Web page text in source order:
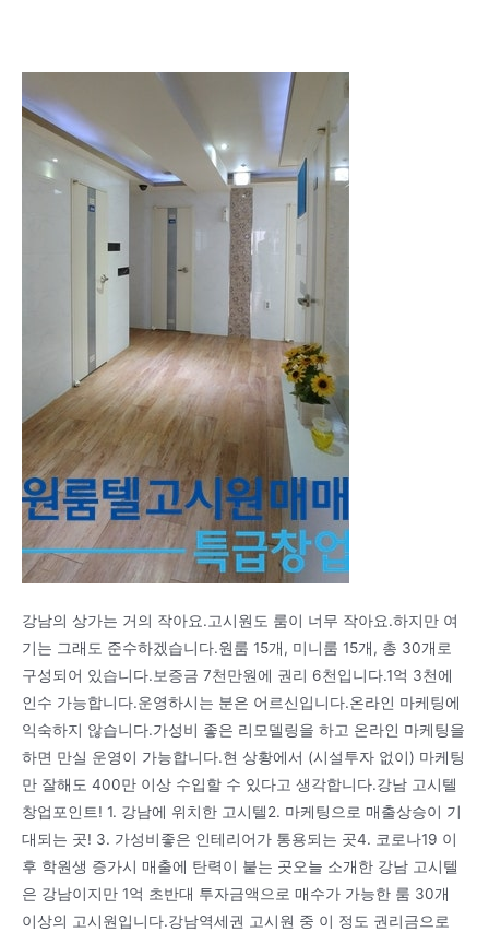
강남의 상가는 거의 작아요.고시원도 룸이 너무 작아요.하지만 여
기는 그래도 준수하겠습니다.원룸 15개, 미니룸 15개, 총 30개로
구성되어 있습니다.보증금 7천만원에 권리 6천입니다.1억 3천에
인수 가능합니다.운영하시는 분은 어르신입니다.온라인 마케팅에
익숙하지 않습니다.가성비 좋은 리모델링을 하고 온라인 마케팅을
하면 만실 운영이 가능합니다.현 상황에서 (시설투자 없이) 마케팅
만 잘해도 400만 이상 수입할 수 있다고 생각합니다.강남 고시텔
창업포인트! 1. 강남에 위치한 고시텔2. 마케팅으로 매출상승이 기
대되는 곳! 3. 가성비좋은 인테리어가 통용되는 곳4. 코로나19 이
후 학원생 증가시 매출에 탄력이 붙는 곳오늘 소개한 강남 고시텔
은 강남이지만 1억 초반대 투자금액으로 매수가 가능한 룸 30개
이상의 고시원입니다.강남역세권 고시원 중 이 정도 권리금으로